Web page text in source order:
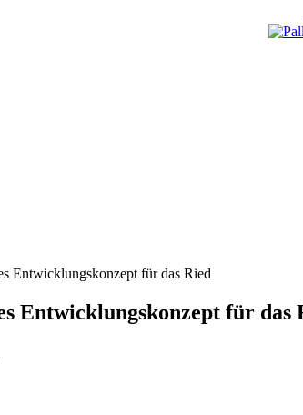
Entwicklungskonzept für das Ried
Entwicklungskonzept für das